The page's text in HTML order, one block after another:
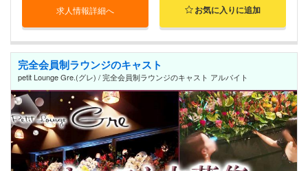
求人情報詳細へ お気に入りに追加
完全会員制ラウンジのキャスト
petit Lounge Gre.(グレ) / 完全会員制ラウンジのキャスト アルバイト